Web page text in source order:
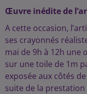
Œuvre inédite de
A cette occasion,
ses crayonnés
mai de 9h à 12h une
sur une toile de 1m
exposée aux côtés
suite de la